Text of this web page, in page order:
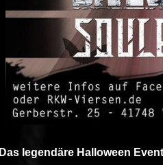
Das legendäre Halloween